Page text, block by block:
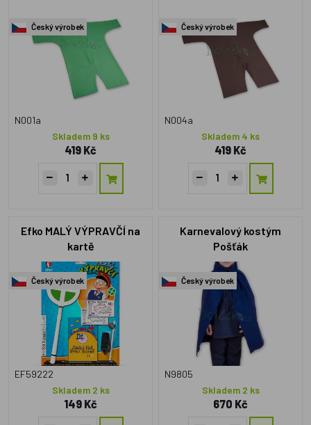
Český výrobek
N001a
Skladem 9 ks
419 Kč
Český výrobek
N004a
Skladem 4 ks
419 Kč
Efko MALÝ VÝPRAVČÍ na
kartě
Český výrobek
EF59222
Skladem 2 ks
149 Kč
Karnevalový kostým
Pošťák
Český výrobek
N9805
Skladem 2 ks
670 Kč